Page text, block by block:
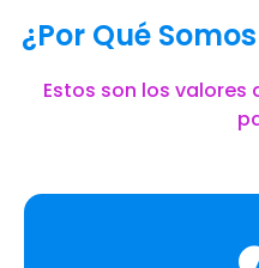
¿Por Qué
Estos son los